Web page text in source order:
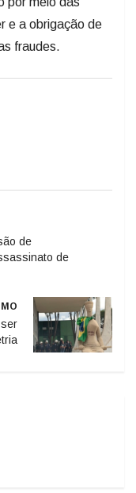
e a obrigação de
fraudes.
de
de